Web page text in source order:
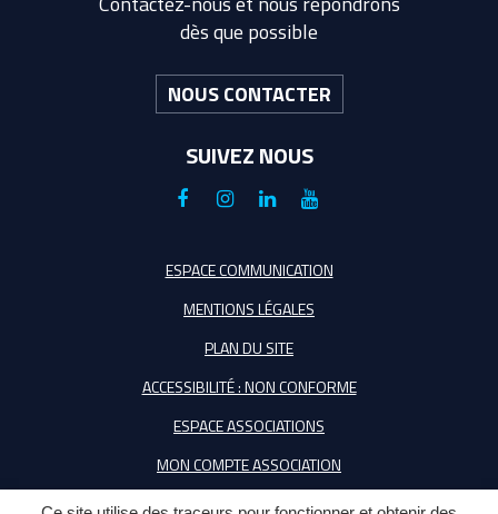
dès que possible
NOUS CONTACTER
SUIVEZ NOUS
Lien
le
Facebook
Lien
le
compte
Instagram
Lien
le
compte
Linkedin
Lien
la
Youtube
ESPACE COMMUNICATION
MENTIONS LÉGALES
PLAN DU SITE
ACCESSIBILITÉ : NON CONFORME
ESPACE ASSOCIATIONS
MON COMPTE ASSOCIATION